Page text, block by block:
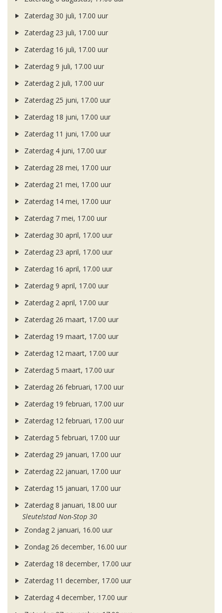
Zaterdag 30 juli, 17.00 uur
Zaterdag 23 juli, 17.00 uur
Zaterdag 16 juli, 17.00 uur
Zaterdag 9 juli, 17.00 uur
Zaterdag 2 juli, 17.00 uur
Zaterdag 25 juni, 17.00 uur
Zaterdag 18 juni, 17.00 uur
Zaterdag 11 juni, 17.00 uur
Zaterdag 4 juni, 17.00 uur
Zaterdag 28 mei, 17.00 uur
Zaterdag 21 mei, 17.00 uur
Zaterdag 14 mei, 17.00 uur
Zaterdag 7 mei, 17.00 uur
Zaterdag 30 april, 17.00 uur
Zaterdag 23 april, 17.00 uur
Zaterdag 16 april, 17.00 uur
Zaterdag 9 april, 17.00 uur
Zaterdag 2 april, 17.00 uur
Zaterdag 26 maart, 17.00 uur
Zaterdag 19 maart, 17.00 uur
Zaterdag 12 maart, 17.00 uur
Zaterdag 5 maart, 17.00 uur
Zaterdag 26 februari, 17.00 uur
Zaterdag 19 februari, 17.00 uur
Zaterdag 12 februari, 17.00 uur
Zaterdag 5 februari, 17.00 uur
Zaterdag 29 januari, 17.00 uur
Zaterdag 22 januari, 17.00 uur
Zaterdag 15 januari, 17.00 uur
Zaterdag 8 januari, 18.00 uur
Sleutelstad Non-Stop 30
Zondag 2 januari, 16.00 uur
Zondag 26 december, 16.00 uur
Zaterdag 18 december, 17.00 uur
Zaterdag 11 december, 17.00 uur
Zaterdag 4 december, 17.00 uur